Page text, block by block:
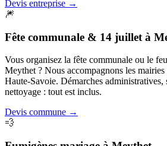
Devis entreprise →
🎆
Fête communale & 14 juillet à
Vous organisez la fête communale ou le
Meythet ? Nous accompagnons les mairies
Haute-Savoie. Démarches
nettoyage : tout est inclus.
Devis commune →
💨